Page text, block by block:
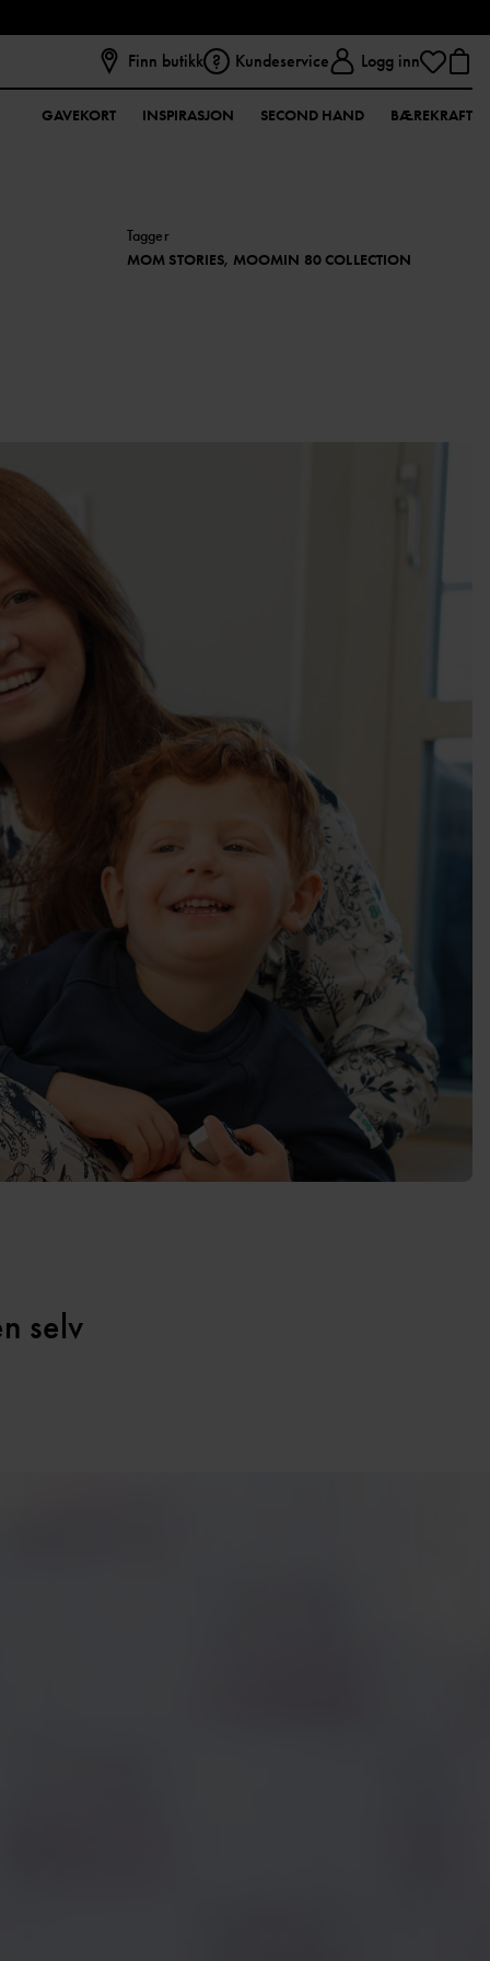
Finn butikk Kundeservice Logg inn
GAVEKORT INSPIRASJON SECOND HAND BÆREKRAFT
Tagger
MOM STORIES, MOOMIN 80 COLLECTION
selv